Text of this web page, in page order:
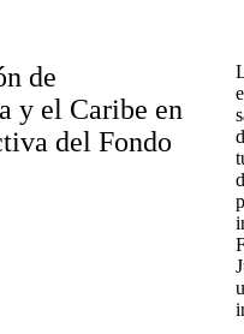
de
y el Caribe en
del Fondo